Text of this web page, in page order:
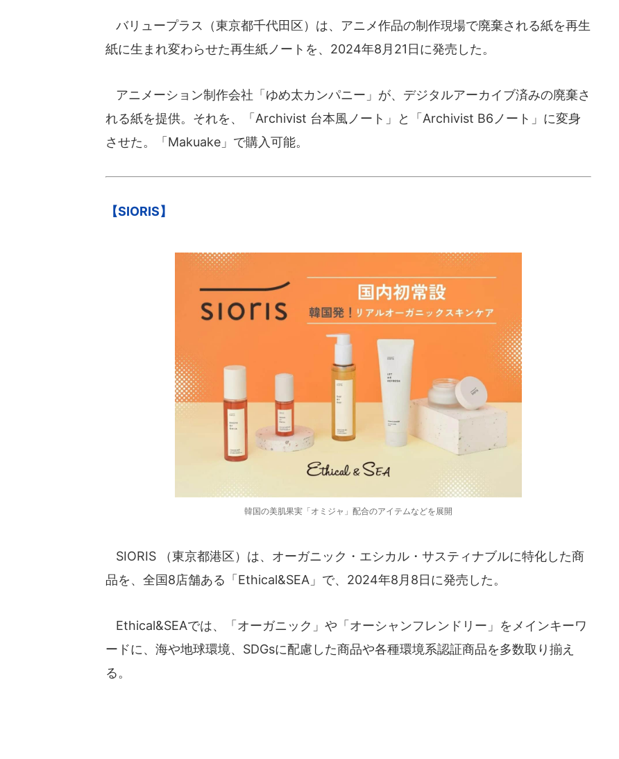
バリュープラス（東京都千代田区）は、アニメ作品の制作現場で廃棄される紙を再生
紙に生まれ変わらせた再生紙ノートを、2024年8月21日に発売した。
アニメーション制作会社「ゆめ太カンパニー」が、デジタルアーカイブ済みの廃棄さ
れる紙を提供。それを、「Archivist 台本風ノート」と「Archivist B6ノート」に変身
させた。「Makuake」で購入可能。
【SIORIS】
韓国の美肌果実「オミジャ」配合のアイテムなどを展開
SIORIS （東京都港区）は、オーガニック・エシカル・サスティナブルに特化した商
品を、全国8店舗ある「Ethical&SEA」で、2024年8月8日に発売した。
Ethical&SEAでは、「オーガニック」や「オーシャンフレンドリー」をメインキーワ
ードに、海や地球環境、SDGsに配慮した商品や各種環境系認証商品を多数取り揃え
る。